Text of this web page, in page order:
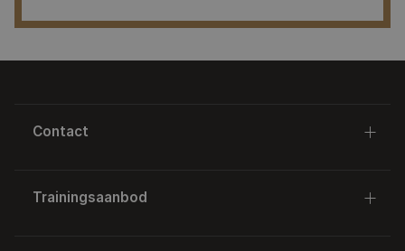
Contact
4814 AC Breda
Trainingsaanbod